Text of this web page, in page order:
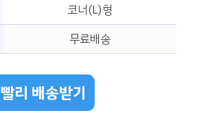
코너(L)형
무료배송
빨리 배송받기